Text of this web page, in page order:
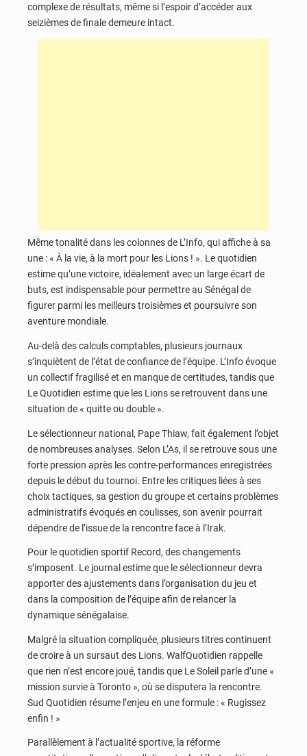
complexe de résultats, même si l’espoir d’accéder aux
seizièmes de finale demeure intact.
Même tonalité dans les colonnes de L’Info, qui affiche à sa
une : « À la vie, à la mort pour les Lions ! ». Le quotidien
estime qu’une victoire, idéalement avec un large écart de
buts, est indispensable pour permettre au Sénégal de
figurer parmi les meilleurs troisièmes et poursuivre son
aventure mondiale.
Au-delà des calculs comptables, plusieurs journaux
s’inquiètent de l’état de confiance de l’équipe. L’Info évoque
un collectif fragilisé et en manque de certitudes, tandis que
Le Quotidien estime que les Lions se retrouvent dans une
situation de « quitte ou double ».
Le sélectionneur national, Pape Thiaw, fait également l’objet
de nombreuses analyses. Selon L’As, il se retrouve sous une
forte pression après les contre-performances enregistrées
depuis le début du tournoi. Entre les critiques liées à ses
choix tactiques, sa gestion du groupe et certains problèmes
administratifs évoqués en coulisses, son avenir pourrait
dépendre de l’issue de la rencontre face à l’Irak.
Pour le quotidien sportif Record, des changements
s’imposent. Le journal estime que le sélectionneur devra
apporter des ajustements dans l’organisation du jeu et
dans la composition de l’équipe afin de relancer la
dynamique sénégalaise.
Malgré la situation compliquée, plusieurs titres continuent
de croire à un sursaut des Lions. WalfQuotidien rappelle
que rien n’est encore joué, tandis que Le Soleil parle d’une «
mission survie à Toronto », où se disputera la rencontre.
Sud Quotidien résume l’enjeu en une formule : « Rugissez
enfin ! »
Parallèlement à l’actualité sportive, la réforme